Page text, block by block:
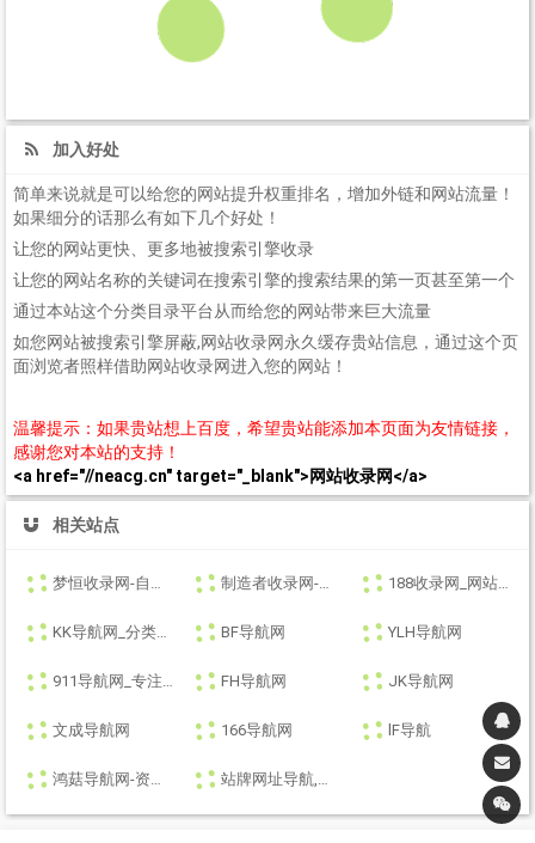
加入好处
简单来说就是可以给您的网站提升权重排名，增加外链和网站流量！
如果细分的话那么有如下几个好处！
让您的网站更快、更多地被搜索引擎收录
让您的网站名称的关键词在搜索引擎的搜索结果的第一页甚至第一个
通过本站这个分类目录平台从而给您的网站带来巨大流量
如您网站被搜索引擎屏蔽,网站收录网永久缓存贵站信息，通过这个页
面浏览者照样借助网站收录网进入您的网站！
温馨提示：如果贵站想上百度，希望贵站能添加本页面为友情链接，
感谢您对本站的支持！
<a href="//neacg.cn" target="_blank">网站收录网</a>
相关站点
梦恒收录网-自动链接-友情链接网 制造者收录网-收录优秀网址-自动秒收录 188收录网_网站收录-友情链接交换-网址收录-自动秒收录
KK导航网_分类目录_收录精选的导航网站 BF导航网 YLH导航网
911导航网_专注网址收录研究 FH导航网 JK导航网
文成导航网 166导航网 lF导航
鸿菇导航网-资源网址导航 - 汇集各大资源网 - 优质教程技术网 - 搜集资源就从这里开始 站牌网址导航,提供全面自动秒收录服务，覆盖分类信息和多元导航目录，为您快速定位所需资源。